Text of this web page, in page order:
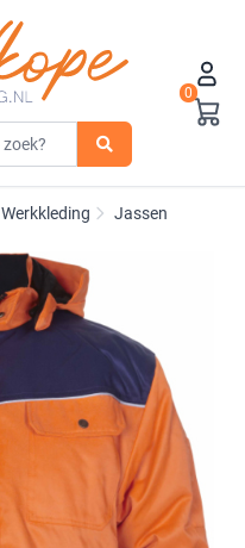
0
Werkkleding Jassen